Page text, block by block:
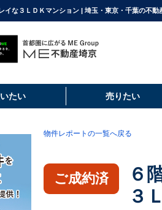
な３ＬＤＫマンション | 埼玉・東京・千葉の不動
たい 売りたい
物件レポートの一覧へ戻る
ご成約済
６
３